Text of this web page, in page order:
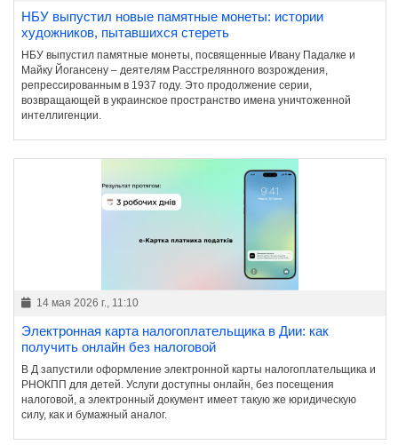
НБУ выпустил новые памятные монеты: истории
художников, пытавшихся стереть
НБУ выпустил памятные монеты, посвященные Ивану Падалке и
Майку Йогансену – деятелям Расстрелянного возрождения,
репрессированным в 1937 году. Это продолжение серии,
возвращающей в украинское пространство имена уничтоженной
интеллигенции.
14 мая 2026 г., 11:10
Электронная карта налогоплательщика в Дии: как
получить онлайн без налоговой
В Д запустили оформление электронной карты налогоплательщика и
РНОКПП для детей. Услуги доступны онлайн, без посещения
налоговой, а электронный документ имеет такую же юридическую
силу, как и бумажный аналог.